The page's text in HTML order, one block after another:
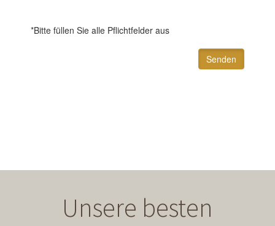
*Bitte füllen Sie alle Pflichtfelder aus
Senden
Unsere besten